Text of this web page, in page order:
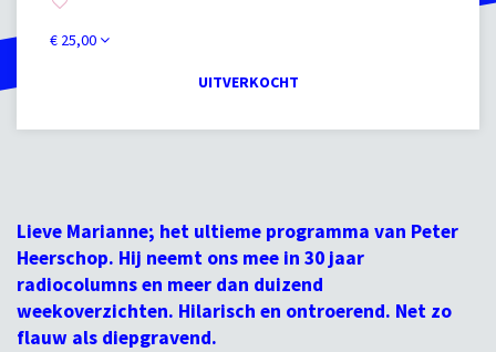
€ 25,00
UITVERKOCHT
Lieve Marianne; het ultieme programma van Peter
Heerschop. Hij neemt ons mee in 30 jaar
radiocolumns en meer dan duizend
weekoverzichten. Hilarisch en ontroerend. Net zo
flauw als diepgravend.